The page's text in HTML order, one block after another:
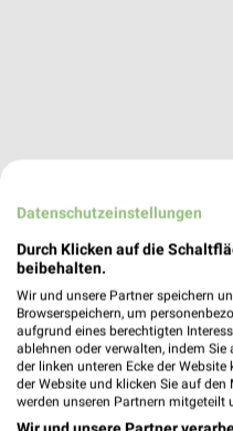
Datenschutzeinstellungen
Durch Klicken auf die
beibehalten.
Wir und unsere Partner speichern
Browserspeichern, um
aufgrund eines berechtigten
ablehnen oder verwalten, indem
der linken unteren Ecke der
der Website und klicken Sie auf den
werden unseren Partnern mitgeteilt